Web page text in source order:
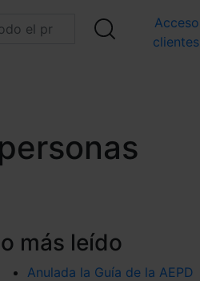
Acceso
clientes
más leído
Anulada la Guía de la AEPD